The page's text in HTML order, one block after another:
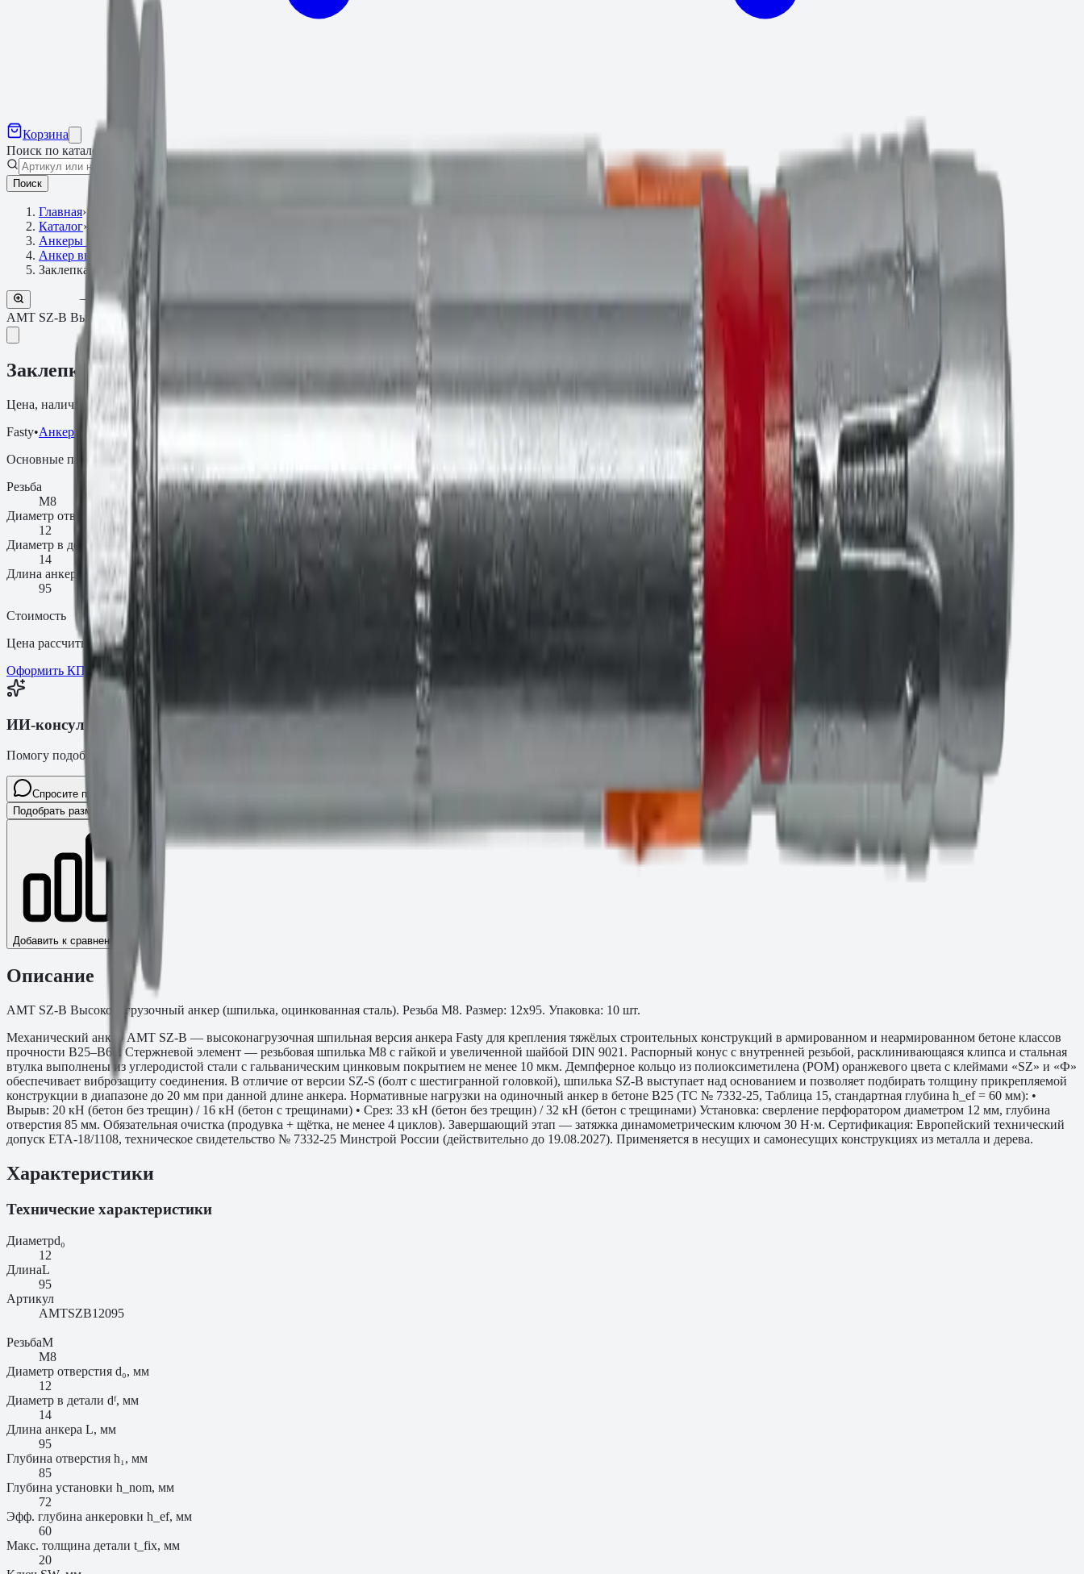
Корзина
Поиск по каталогу
Поиск
Главная›
Каталог›
Анкеры металлические
Анкер высоконагрузочный Fasty SZ
Заклепка с внутренней резьбой AMT SZ-B Высоконагрузочный анкер (шпилька, оцинкованная сталь) 12х95
AMT SZ-B Высоконагрузочный анкер (шпилька, оцинкованная сталь)
Заклепка с внутренней резьбой AMT SZ-B Высоконагрузочный анкер (шпилька, оцинкованная сталь) 12х95
Цена, наличие и сроки поставки зависят от артикула, объёма и текущей партии.
Fasty•Анкер высоконагрузочный Fasty SZ
Основные параметры
Резьба
M8
Диаметр отверстия d₀, мм
12
Диаметр в детали dᶠ, мм
14
Длина анкера L, мм
95
Стоимость
Цена рассчитывается по запросу
Оформить КП
ИИ-консультант Fasty
Помогу подобрать товар, расскажу характеристики и оформлю заявку.
Спросите про крепёж Fasty…
Подобрать размер
Добавить к сравнению
Описание
AMT SZ-B Высоконагрузочный анкер (шпилька, оцинкованная сталь). Резьба M8. Размер: 12х95. Упаковка: 10 шт.
Механический анкер AMT SZ-B — высоконагрузочная шпильная версия анкера Fasty для крепления тяжёлых строительных конструкций в армированном и неармированном бетоне классов
прочности B25–B60. Стержневой элемент — резьбовая шпилька M8 с гайкой и увеличенной шайбой DIN 9021. Распорный конус с внутренней резьбой, расклинивающаяся клипса и стальная
втулка выполнены из углеродистой стали с гальваническим цинковым покрытием не менее 10 мкм. Демпферное кольцо из полиоксиметилена (POM) оранжевого цвета с клеймами «SZ» и «Ф»
обеспечивает виброзащиту соединения. В отличие от версии SZ-S (болт с шестигранной головкой), шпилька SZ-B выступает над основанием и позволяет подбирать толщину прикрепляемой
конструкции в диапазоне до 20 мм при данной длине анкера. Нормативные нагрузки на одиночный анкер в бетоне B25 (ТС № 7332-25, Таблица 15, стандартная глубина h_ef = 60 мм): •
Вырыв: 20 кН (бетон без трещин) / 16 кН (бетон с трещинами) • Срез: 33 кН (бетон без трещин) / 32 кН (бетон с трещинами) Установка: сверление перфоратором диаметром 12 мм, глубина
отверстия 85 мм. Обязательная очистка (продувка + щётка, не менее 4 циклов). Завершающий этап — затяжка динамометрическим ключом 30 Н·м. Сертификация: Европейский технический
допуск ETA-18/1108, техническое свидетельство № 7332-25 Минстрой России (действительно до 19.08.2027). Применяется в несущих и самонесущих конструкциях из металла и дерева.
Характеристики
Технические характеристики
Диаметрd₀
12
ДлинаL
95
Артикул
AMTSZB12095
РезьбаM
M8
Диаметр отверстия d₀, мм
12
Диаметр в детали dᶠ, мм
14
Длина анкера L, мм
95
Глубина отверстия h₁, мм
85
Глубина установки h_nom, мм
72
Эфф. глубина анкеровки h_ef, мм
60
Макс. толщина детали t_fix, мм
20